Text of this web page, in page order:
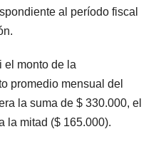
al período fiscal
el monto de la
promedio mensual del
la suma de $ 330.000, el
la mitad ($ 165.000).